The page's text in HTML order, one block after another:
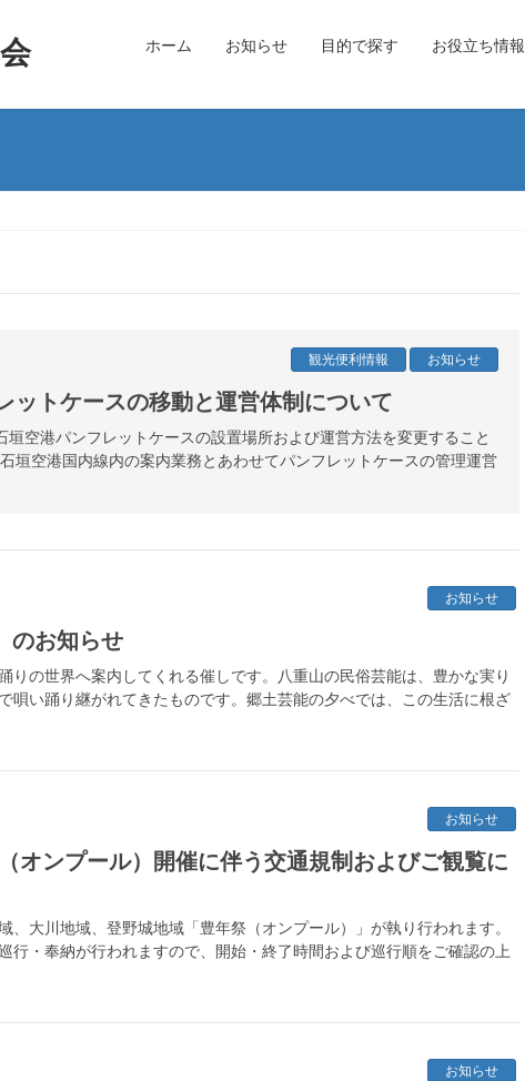
ホーム お知らせ 目的で探す お役立ち情報
お知らせ
観光便利情報
ットケースの移動と運営体制について
空港パンフレットケースの設置場所および運営方法を変更すること
垣空港国内線内の案内業務とあわせてパンフレットケースの管理運営
お知らせ
お知らせ
りの世界へ案内してくれる催しです。八重山の民俗芸能は、豊かな実り
唄い踊り継がれてきたものです。郷土芸能の夕べでは、この生活に根ざ
お知らせ
オンプール）開催に伴う交通規制およびご観覧に
大川地域、登野城地域「豊年祭（オンプール）」が執り行われます。
行・奉納が行われますので、開始・終了時間および巡行順をご確認の上
お知らせ